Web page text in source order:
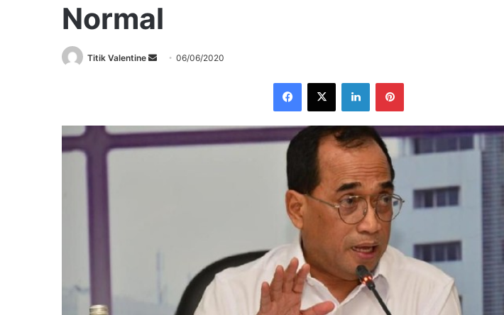
Normal
Titik Valentine
Send06/06/2020
Facebook
X LinkedInPinterest